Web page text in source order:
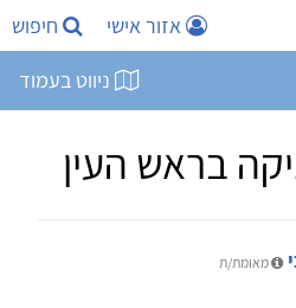
אזור אישי חיפוש
ניווט בעמוד
בראש העין
מאומת/ת